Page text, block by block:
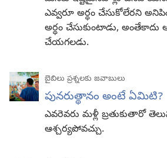
ఎవ్వరూ అర్థం చేసుకోలేరని
అర్థం చేసుకుంటాడు,
చేయగలడు.
బైబిలు ప్రశ్నలకు జవాబులు
పునరుత్థానం అంటే ఏమిటి?
ఎవరెవరు మళ్లీ బ్రతుకుతారో
ఆశ్చర్యపోవచ్చు.